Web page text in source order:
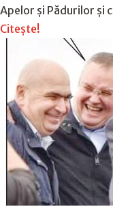
Apelor și Pădurilor și
Citește!